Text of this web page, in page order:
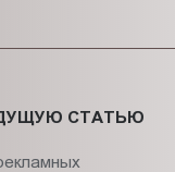
СТАТЬЮ